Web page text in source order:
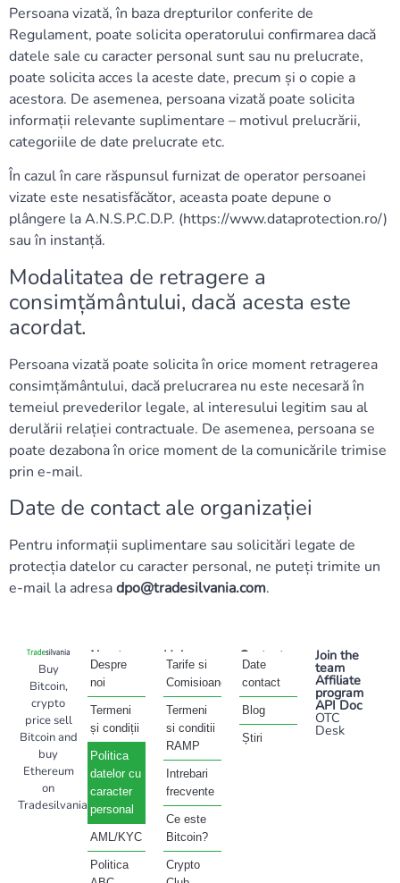
Persoana vizată, în baza drepturilor conferite de
Regulament, poate solicita operatorului confirmarea dacă
datele sale cu caracter personal sunt sau nu prelucrate,
poate solicita acces la aceste date, precum și o copie a
acestora. De asemenea, persoana vizată poate solicita
informații relevante suplimentare – motivul prelucrării,
categoriile de date prelucrate etc.
În cazul în care răspunsul furnizat de operator persoanei
vizate este nesatisfăcător, aceasta poate depune o
plângere la A.N.S.P.C.D.P. (https://www.dataprotection.ro/)
sau în instanță.
Modalitatea de retragere a
consimțământului, dacă acesta este
acordat.
Persoana vizată poate solicita în orice moment retragerea
consimțământului, dacă prelucrarea nu este necesară în
temeiul prevederilor legale, al interesului legitim sau al
derulării relației contractuale. De asemenea, persoana se
poate dezabona în orice moment de la comunicările trimise
prin e-mail.
Date de contact ale organizației
Pentru informații suplimentare sau solicitări legate de
protecția datelor cu caracter personal, ne puteți trimite un
e-mail la adresadpo@tradesilvania.com.
Buy
Bitcoin,
crypto
price sell
Bitcoin and
buy
Ethereum
on
Tradesilvania
About
Despre
noi
Termeni
și condiții
Politica
datelor cu
caracter
personal
AML/KYC
Politica
Help
Tarife si
Comisioane
Termeni
si conditii
RAMP
Intrebari
frecvente
Ce este
Bitcoin?
Crypto
Contact
Date
contact
Blog
Știri
Join the
team
Affiliate
program
API Doc
OTC
Desk